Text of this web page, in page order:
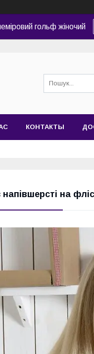
гольф жіночий
КОНТАКТЫ
на